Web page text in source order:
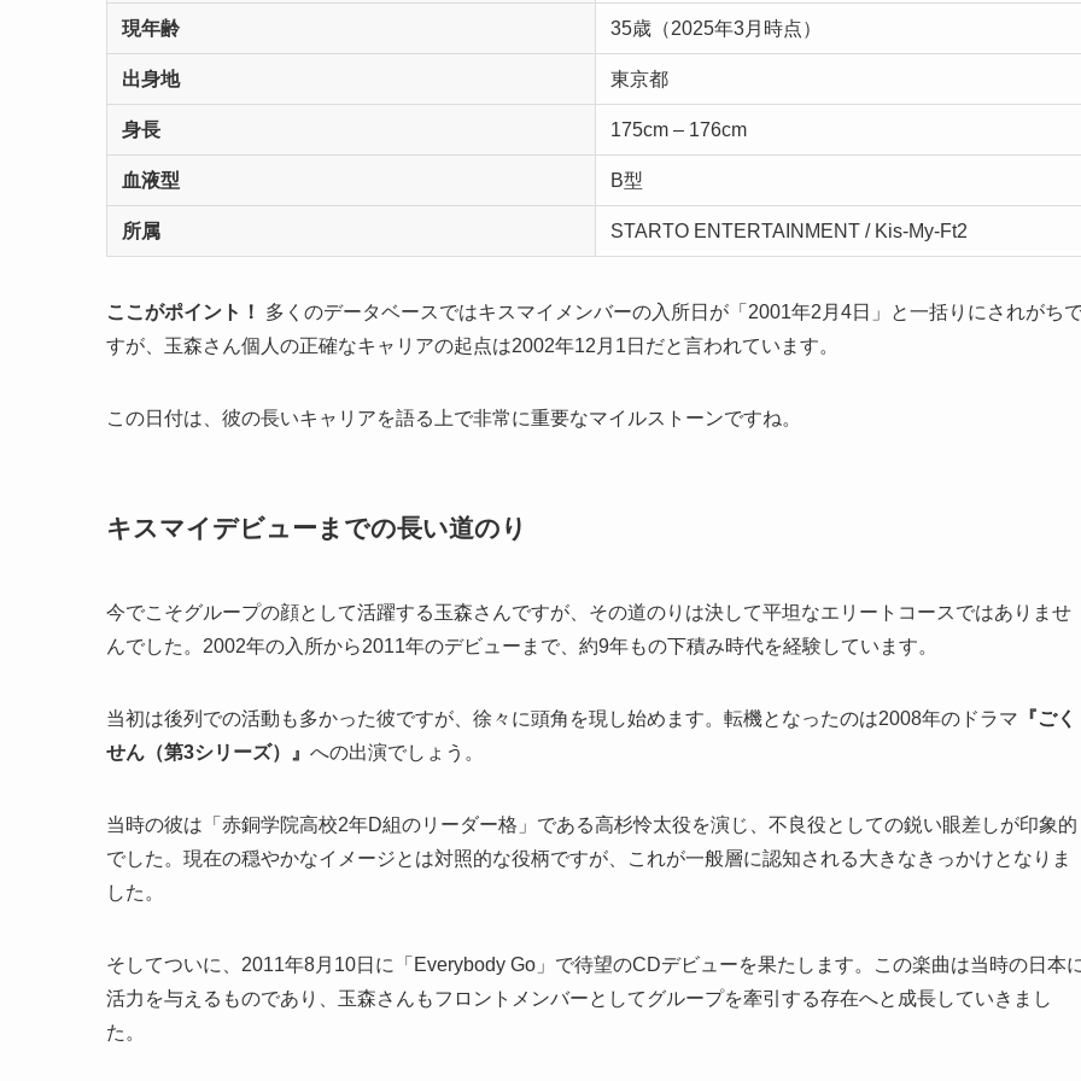
現年齢 35歳（2025年3月時点）
出身地 東京都
身長 175cm – 176cm
血液型 B型
所属 STARTO ENTERTAINMENT / Kis-My-Ft2
ここがポイント！
多くのデータベースではキスマイメンバーの入所日が「2001年2月4日」と一括りにされがち
すが、玉森さん個人の正確なキャリアの起点は2002年12月1日だと言われています。
この日付は、彼の長いキャリアを語る上で非常に重要なマイルストーンですね。
キスマイデビューまでの長い道のり
今でこそグループの顔として活躍する玉森さんですが、その道のりは決して平坦なエリートコースではありませ
んでした。2002年の入所から2011年のデビューまで、約9年もの下積み時代を経験しています。
当初は後列での活動も多かった彼ですが、徐々に頭角を現し始めます。転機となったのは2008年のドラマ 『ごく
せん（第3シリーズ）』 への出演でしょう。
当時の彼は「赤銅学院高校2年D組のリーダー格」である高杉怜太役を演じ、不良役としての鋭い眼差しが印象的
でした。現在の穏やかなイメージとは対照的な役柄ですが、これが一般層に認知される大きなきっかけとなりま
した。
そしてついに、2011年8月10日に「Everybody Go」で待望のCDデビューを果たします。この楽曲は当時の日本
活力を与えるものであり、玉森さんもフロントメンバーとしてグループを牽引する存在へと成長していきまし
た。